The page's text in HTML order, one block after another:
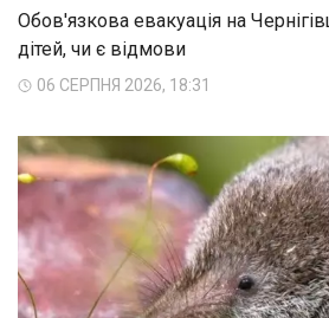
Обов'язкова евакуація на
дітей, чи є відмови
06 СЕРПНЯ 2026, 18:31